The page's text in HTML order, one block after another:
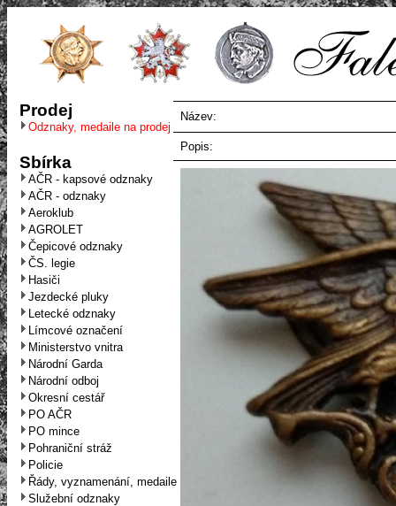
Prodej
Odznaky, medaile na prodej
Sbírka
AČR - kapsové odznaky
AČR - odznaky
Aeroklub
AGROLET
Čepicové odznaky
ČS. legie
Hasiči
Jezdecké pluky
Letecké odznaky
Límcové označení
Ministerstvo vnitra
Národní Garda
Národní odboj
Okresní cestář
PO AČR
PO mince
Pohraniční stráž
Policie
Řády, vyznamenání, medaile
Služební odznaky
Název:
Popis: